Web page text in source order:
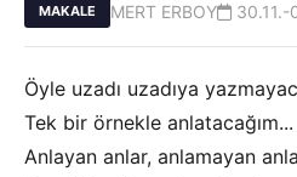
MAKALE MERT ERBOY
Öyle uzadı uzadıya
Tek bir örnekle anlatacağım...
Anlayan anlar, anlamayan